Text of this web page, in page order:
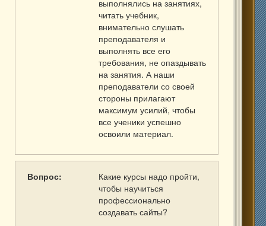
выполнялись на занятиях,
читать учебник,
внимательно слушать
преподавателя и
выполнять все его
требования, не опаздывать
на занятия. А наши
преподаватели со своей
стороны прилагают
максимум усилий, чтобы
все ученики успешно
освоили материал.
Вопрос:
Какие курсы надо пройти,
чтобы научиться
профессионально
создавать сайты?